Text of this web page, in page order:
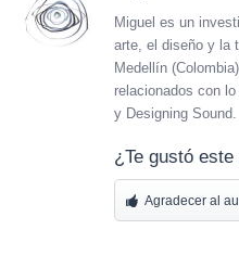
Miguel es un
arte, el diseño y la
Medellín
relacionados con
y Designing Sound.
¿Te gustó
Agradecer al